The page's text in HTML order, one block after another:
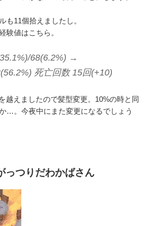
も11個拾えましたし。
験値はこちら。
68(6.2%) →
死亡回数 15回(+10)
越えましたので髪型変更。10%の時と同
…。今夜中にまた変更になるでしょう
っつりだわかばさん